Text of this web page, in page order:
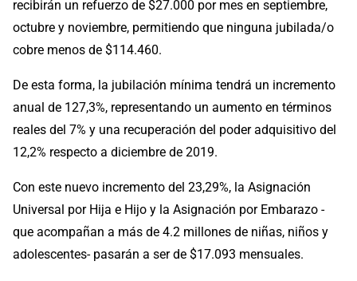
recibirán un refuerzo de $27.000 por mes en septiembre,
octubre y noviembre, permitiendo que ninguna jubilada/o
cobre menos de $114.460.
De esta forma, la jubilación mínima tendrá un incremento
anual de 127,3%, representando un aumento en términos
reales del 7% y una recuperación del poder adquisitivo del
12,2% respecto a diciembre de 2019.
Con este nuevo incremento del 23,29%, la Asignación
Universal por Hija e Hijo y la Asignación por Embarazo -
que acompañan a más de 4.2 millones de niñas, niños y
adolescentes- pasarán a ser de $17.093 mensuales.